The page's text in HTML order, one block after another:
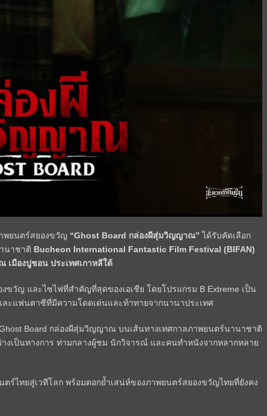
พยนตร์สยองขวัญ “Ghost Board กล่องผีสุ่มวิญญาณ” ได้รับคัดเลือก
นาชาติ Bucheon International Fantastic Film Festival (BIFAN)
เมืองปูชอน ประเทศเกาหลีใต้
ขวัญ และไซไฟที่สำคัญที่สุดของเอเชีย โดยโปรแกรม B Extreme เป็น
แฟนตาซีที่มีความโดดเด่นและท้าทายจากนานาประเทศ
Board กล่องผีสุ่มวิญญาณ บนเส้นทางเทศกาลภาพยนตร์นานาชาติ
งเป็นทางการ ท่ามกลางผู้ชม นักวิจารณ์ และคนทำหนังจากหลากหลาย
ร์ไทยสู่เวทีโลก พร้อมตอกย้ำเสน่ห์ของภาพยนตร์สยองขวัญไทยที่ยังคง